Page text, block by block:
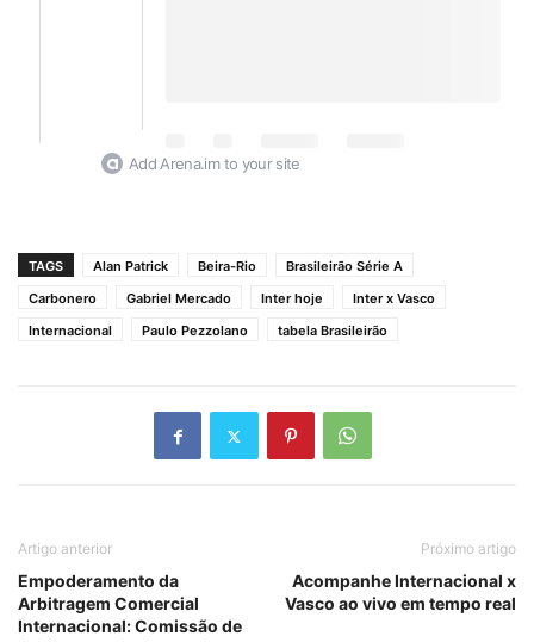
Add Arena.im to your site
TAGS Alan Patrick Beira-Rio
Brasileirão Série A
Carbonero
Gabriel Mercado Inter hoje
Inter x Vasco
Internacional
Paulo Pezzolano tabela Brasileirão
Artigo anterior
Empoderamento da
Arbitragem Comercial
Internacional: Comissão de
Próximo artigo
Acompanhe Internacional x
Vasco ao vivo em tempo real